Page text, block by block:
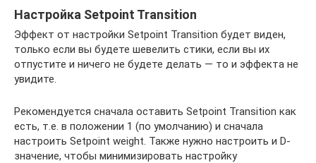
Настройка Setpoint Transition
Эффект от настройки Setpoint Transition будет виден,
только если вы будете шевелить стики, если вы их
отпустите и ничего не будете делать — то и эффекта не
увидите.
Рекомендуется сначала оставить Setpoint Transition как
есть, т.е. в положении 1 (по умолчанию) и сначала
настроить Setpoint weight. Также нужно настроить и D-
значение, чтобы минимизировать настройку